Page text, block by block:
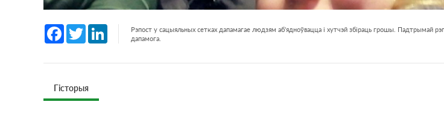
Facebook
Twitter LinkedInРэпост у сацыяльных сетках дапамагае людзям аб'ядноўвацца і хутчэй збіраць грошы. Падтрымай
дапамога.
Гісторыя